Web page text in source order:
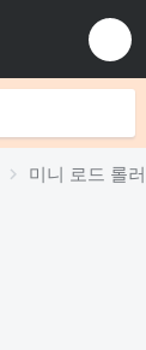
미니 로드 롤